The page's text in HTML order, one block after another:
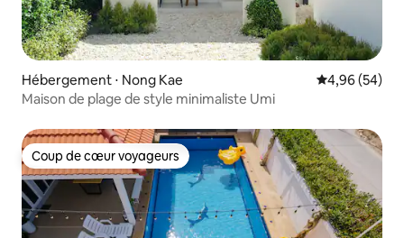
Hébergement ⋅ Nong Kae Évaluation
4,96 (54)
Maison de plage de style minimaliste Umi
Coup de cœur voyageurs
Coup de cœur voyageurs